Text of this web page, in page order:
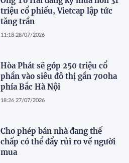
triệu cổ phiếu, Vietcap lập tức
tăng trần
11:18 28/07/2026
Hòa Phát sẽ góp 250 triệu cổ
phần vào siêu đô thị gần 700ha
phía Bắc Hà Nội
18:26 27/07/2026
Cho phép bán nhà đang thế
chấp có thể đẩy rủi ro về người
mua